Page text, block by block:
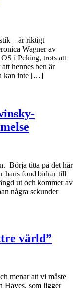
– är riktigt
Wagner av
i Peking, trots att
hennes ben är
kan inte […]
Börja titta på det här
hans fond bidrar till
ut och kommer av
några sekunder
värld”
menar att vi måste
Hayes, som ligger